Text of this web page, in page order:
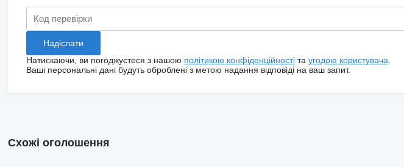
Натискаючи, ви погоджуєтеся з нашою політикою конфіденційностіта угодою користувача
Ваші персональні дані будуть оброблені з метою надання відповіді на ваш запит.
Схожі оголошення